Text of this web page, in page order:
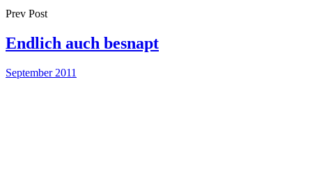
Prev Post
Endlich auch besnapt
September 2011